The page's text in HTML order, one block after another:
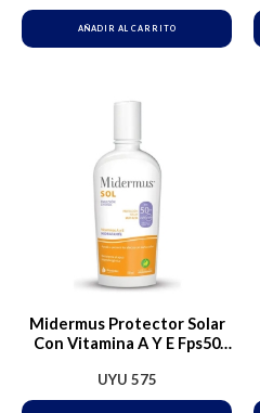
AÑADIR AL CARRITO
Midermus Protector Solar
Con Vitamina A Y E Fps50
UYU 575